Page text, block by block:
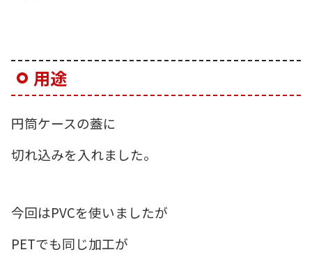
用途
円筒ケースの蓋に
切れ込みを入れました。
今回はPVCを使いましたが
PETでも同じ加工が